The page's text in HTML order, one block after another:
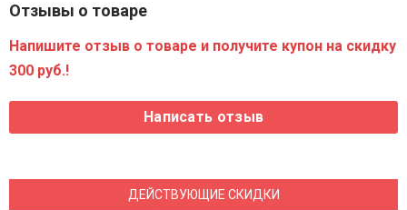
Отзывы о товаре
Напишите отзыв о товаре и получите купон на скидку
300 руб.!
ДЕЙСТВУЮЩИЕ СКИДКИ